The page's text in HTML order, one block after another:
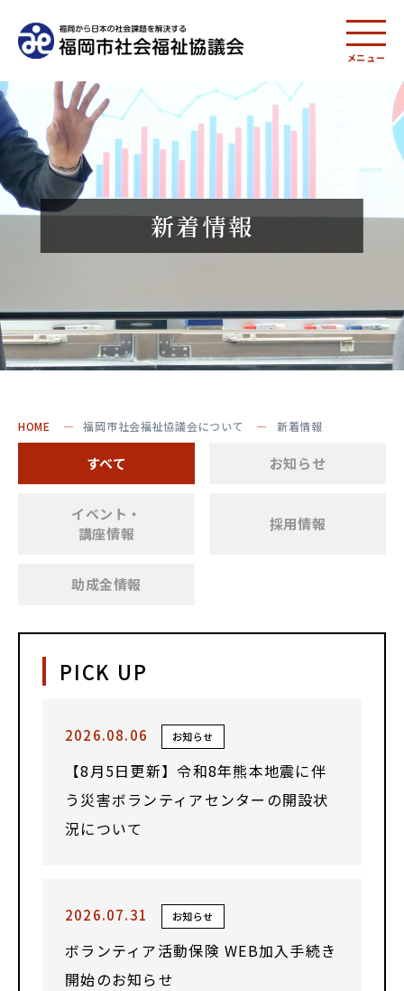
メニュー
新着情報
HOME 福岡市社会福祉協議会について 新着情報
すべて お知らせ
イベント・
講座情報
採用情報
助成金情報
PICK UP
2026.08.06 お知らせ
【8月5日更新】令和8年熊本地震に伴
う災害ボランティアセンターの開設状
況について
2026.07.31 お知らせ
ボランティア活動保険 WEB加入手続き
開始のお知らせ